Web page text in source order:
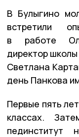
В Булыгино
встретили
в работе
директор
Светлана
день Панкова
Первые пять
классах.
пединститут